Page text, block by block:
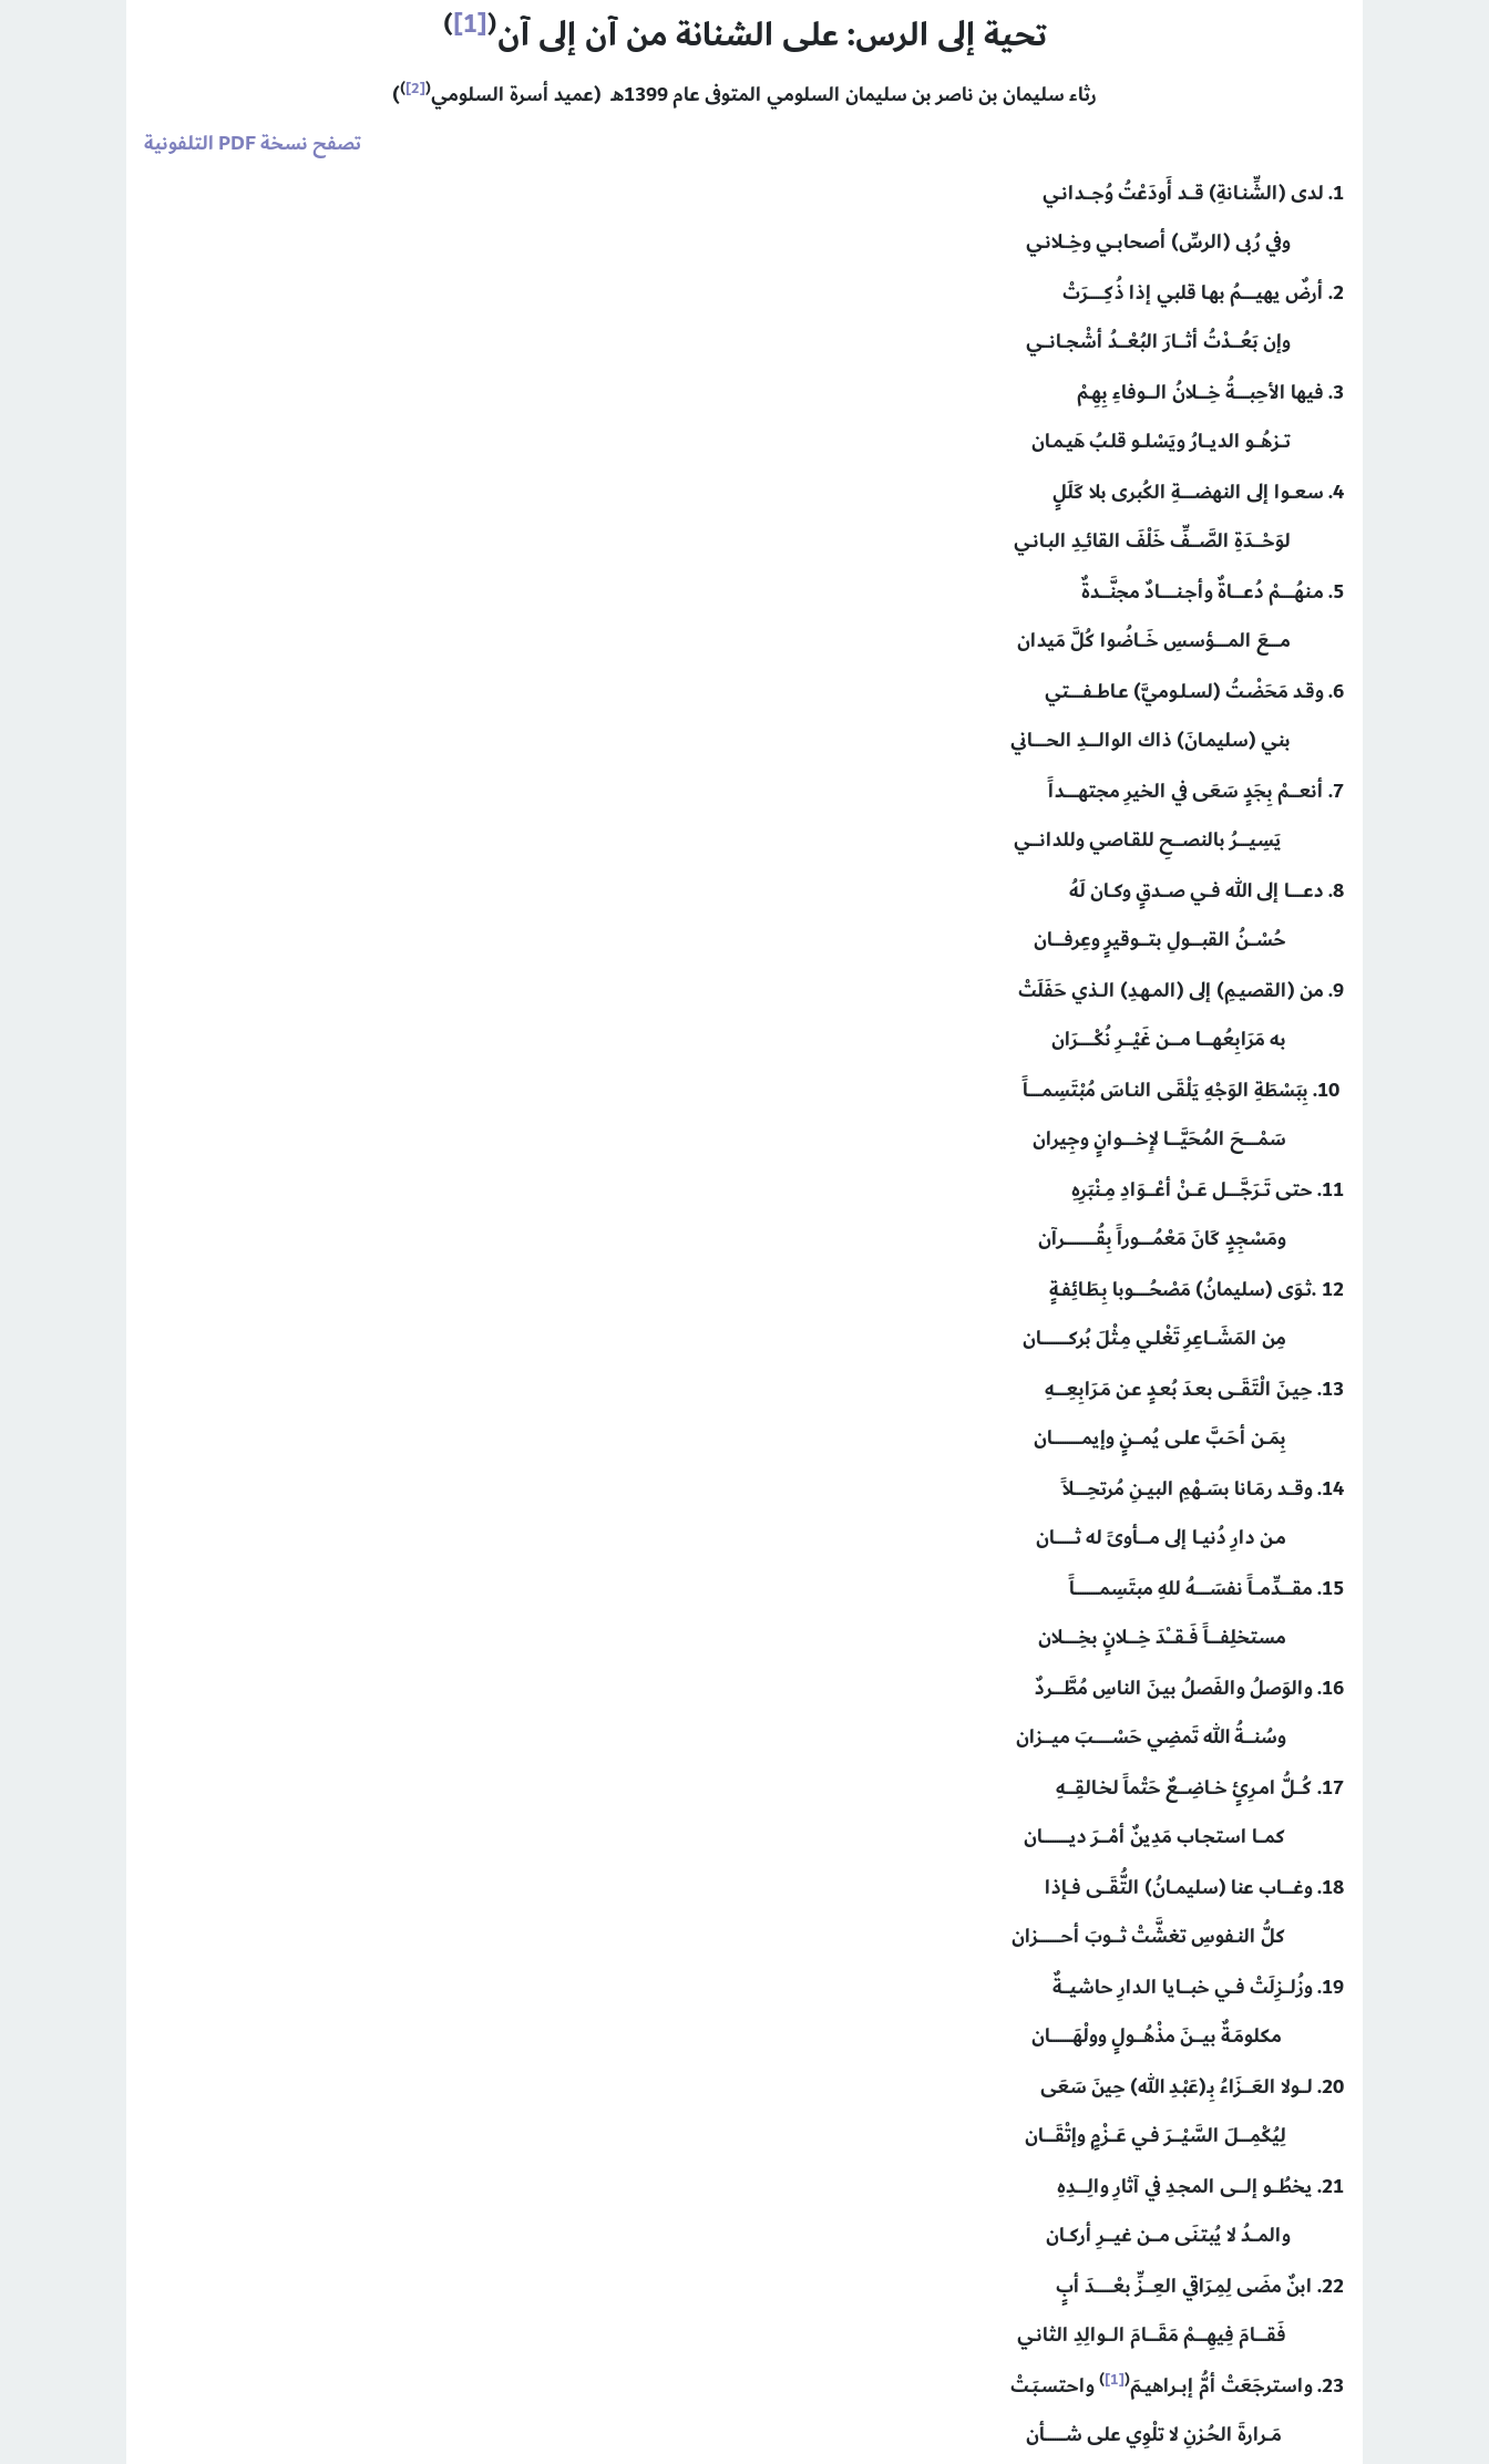
تحية إلى الرس: على الشنانة من آن إلى آن(
[1]
)
رثاء سليمان بن ناصر بن سليمان السلومي المتوفى عام 1399هـ (عميد أسرة السلومي (
[2]
)
)
تصفح نسخة PDF التلفونية
1. لدى (الشِّنـانةِ) قـــد أَودَعْتُ وُجـــدانـي
وفي رُبى (الرسِّ) أصحابــي وخِـــلانـي
2. أرضٌ يهيــــــمُ بهـا قلبي إذا ذُكِـــــــرَتْ
وإن بَعُــــدْتُ أثــــارَ البُعْــــدُ أشْجــانـــي
3. فيها الأحِبــــــةُ خِـــــلانُ الــــوفاءِ بِهِـمْ
تــزهُـــو الديـــارُ ويَسْلــو قلـبُ هَيـمـان
4. سعــوا إلى النهضــــــةِ الكُبرى بلا كَلَلٍ
لوَحْــــدَةِ الصَّــــفِّ خَلْفَ القائــِدِ البـانـي
5. مـنهُــــــمْ دُعـــــاةٌ وأجـنـــــــادٌ مجنَّــــدةٌ
مـــــعَ المــــــؤسسِ خَـــاضُوا كُلَّ مَيدان
6. وقـد مَحَضْـتُ (لسـلـوميَّ) عـاطــفــــــتي
بني (سليمـانَ) ذاك الوالـــــدِ الحــــــاني
7. أنعــــمْ بِجَدٍ سَعَى في الخيرِ مجتهــــــداً
يَسِيـــــرُ بالنصــــحِ للقـاصي وللدانــــي
8. دعــــــا إلى الله فــي صـــدقٍ وكــان لَهُ
حُسْـــنُ القبـــــولِ بتــــوقيرٍ وعِرفـــــان
9. من (القصيـمِ) إلى (المـهـدِ) الــذي حَفَلَتْ
به مَرَابِعُهـــــا مـــــن غَيْــــرِ نُكْـــــــرَان
سَمْــــــحَ المُحَيَّـــــا لإِخــــــوانٍ وجِيران
11. حتى تَــرَجَّــــــل عَـــنْ أعْــــوَادِ مِــنْبَرِهِ
ومَسْجِدٍ كَانَ مَعْمُــــــوراً بِقُــــــــــــــرآن
12
.ثـوَى (سليمانُ) مَصْحُـــــــوبا بِـطَـائِفـةٍ
مِن المَشَـــاعِرِ تَغْلـي مِـثْلَ بُركــــــــــــان
13. حِيـنَ الْتَقَـــى بعـدَ بُعـدٍ عـن مَـرَابِعِـــــهِ
بِمَــن أحَـبَّ علـى يُمــــنٍ وإيمـــــــــــــان
14. وقـــد رمَـانا بسَــهْمِ البيــنِ مُرتحِــــــلاً
مـن دارِ دُنيــا إلى مـــــأوىً له ثـــــــــان
15. مقـــــدِّمـــاً نفسَــــــهُ للهِ مبتَسِمـــــــــــاً
مستخلِفـــــاً فَــقــــْدَ خِـــــلانٍ بخِـــــــلان
16. والوَصلُ والفَصلُ بيـنَ الناسِ مُطَّـــــردٌ
وسُنــــةُ الله تَمضِي حَسْــــــــبَ ميــــزان
17. كُـــلُّ امـرِئٍ خــاضِــــعٌ حَتْماً لخـالقِــــهِ
كمـــا استجـاب مَدِينٌ أمْــــرَ ديــــــــــــان
18. وغـــــاب عنا (سليمــانُ) التُّقَـــى فــإذا
كلُّ النـفوسِ تغشَّتْ ثــــوبَ أحــــــــــزان
19. وزُلـــزِلَتْ فــي خبــــايا الـدارِ حاشيـــةٌ
مكلومَـةٌ بيــــنَ مذْهُــــولٍ وولْهَــــــــــان
20. لـــولا العَــــزَاءُ بِـ(عَبْـدِ الله) حِينَ سَعَى
لِيُكْمِـــــلَ السَّيْــــرَ فـي عَـــزْمٍ وإتْقَـــــان
21. يخطُـــو إلــــى المجـدِ في آثارِ والِـــــدِهِ
والمـــدُ لا يُبتـنَى مــــن غيــــرِ أركــان
22. ابنٌ مضَى لِمِـرَاقي العِــــزِّ بعْــــــــدَ أبٍ
فَقـــــامَ فِيهِـــــمْ مَقَـــــامَ الـــوالِدِ الثانـي
23. واسترجَعَتْ أمُّ إبــراهيـمَ
(
[1]
)واحتسـبَـتْ
مَــرارةَ الحُـزنِ لا تلْوِي على شـــــــــأن